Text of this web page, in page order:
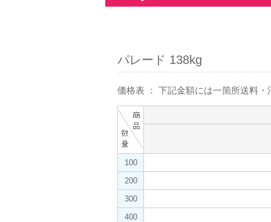
パレード 138kg
価格表 ： 下記金額には一箇所送料
100
200
300
400